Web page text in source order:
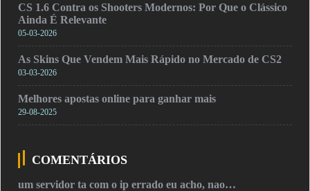
CS 1.6 Contra os Shooters Modernos: Por Que o Clássico
Ainda É Relevante
05-03-2026
As Skins Que Vendem Mais Rápido no Mercado de CS2
03-03-2026
Melhores apostas online para ganhar mais
29-08-2025
COMENTÁRIOS
um servidor ta com o ip errado eu acho, nao…